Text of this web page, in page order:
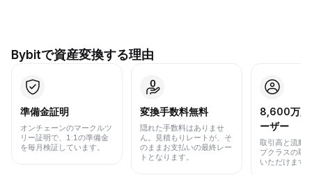
Bybitで資産変換する理由
準備金証明
オンチェーンのマークルツ
リー証明で、1:1の準備金
を毎月検証しています。
変換手数料無料
隠れた手数料はありませ
ん。見積もりレートが、そ
のままお支払いの最終レー
トとなります。
8,600万人
ーザー
取引高と流動
プクラスの取
いただけます